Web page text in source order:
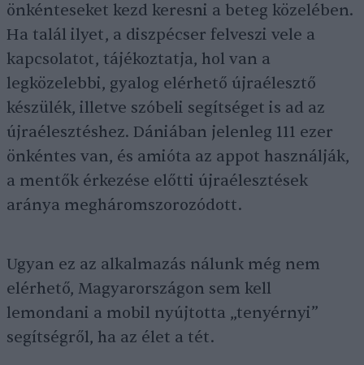
önkénteseket kezd keresni a beteg közelében.
Ha talál ilyet, a diszpécser felveszi vele a
kapcsolatot, tájékoztatja, hol van a
legközelebbi, gyalog elérhető újraélesztő
készülék, illetve szóbeli segítséget is ad az
újraélesztéshez. Dániában jelenleg 111 ezer
önkéntes van, és amióta az appot használják,
a mentők érkezése előtti újraélesztések
aránya megháromszorozódott.
Ugyan ez az alkalmazás nálunk még nem
elérhető, Magyarországon sem kell
lemondani a mobil nyújtotta „tenyérnyi”
segítségről, ha az élet a tét.